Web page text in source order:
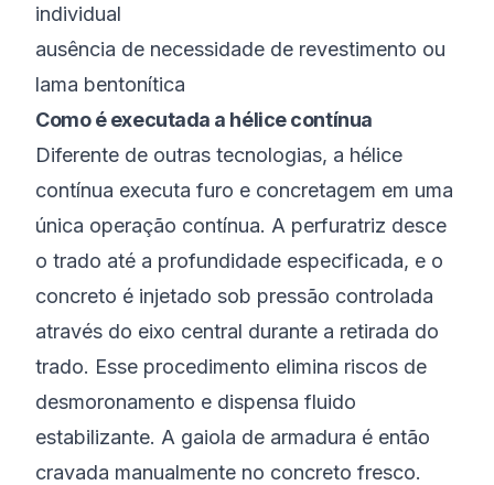
individual
ausência de necessidade de revestimento ou
lama bentonítica
Como é executada a hélice contínua
Diferente de outras tecnologias, a hélice
contínua executa furo e concretagem em uma
única operação contínua. A perfuratriz desce
o trado até a profundidade especificada, e o
concreto é injetado sob pressão controlada
através do eixo central durante a retirada do
trado. Esse procedimento elimina riscos de
desmoronamento e dispensa fluido
estabilizante. A gaiola de armadura é então
cravada manualmente no concreto fresco.